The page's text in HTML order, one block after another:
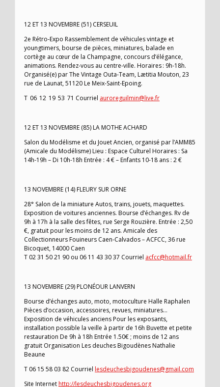
12 ET 13 NOVEMBRE (51) CERSEUIL
2e Rétro-Expo Rassemblement de véhicules vintage et
youngtimers, bourse de pièces, miniatures, balade en
cortège au cœur de la Champagne, concours d’élégance,
animations. Rendez-vous au centre-ville. Horaires : 9h-18h.
Organisé(e) par The Vintage Outa-Team, Lætitia Mouton, 23
rue de Launat, 51120 Le Meix-Saint-Epoing.
T 06 12 19 53 71 Courriel auroreguilmin@live.fr
12 ET 13 NOVEMBRE (85) LA MOTHE ACHARD
Salon du Modélisme et du Jouet Ancien, organisé par l’AMM85
(Amicale du Modélisme) Lieu : Espace Culturel Horaires : Sa
14h-19h – Di 10h-18h Entrée : 4 € – Enfants 10-18 ans : 2 €
13 NOVEMBRE (14) FLEURY SUR ORNE
28° Salon de la miniature Autos, trains, jouets, maquettes.
Exposition de voitures anciennes. Bourse d’échanges. Rv de
9h à 17h à la salle des fêtes, rue Serge Rouzière. Entrée : 2,50
€, gratuit pour les moins de 12 ans. Amicale des
Collectionneurs Fouineurs Caen-Calvados – ACFCC, 36 rue
Bicoquet, 14000 Caen
T 02 31 50 21 90 ou 06 11 43 30 37 Courriel acfcc@hotmail.fr
13 NOVEMBRE (29) PLONÉOUR LANVERN
Bourse d’échanges auto, moto, motoculture Halle Raphalen
Pièces d’occasion, accessoires, revues, miniatures…
Exposition de véhicules anciens Pour les exposants,
installation possible la veille à partir de 16h Buvette et petite
restauration De 9h à 18h Entrée 1.50€ ; moins de 12 ans
gratuit Organisation Les deuches Bigoudènes Nathalie
Beaune
T 06 15 58 03 82 Courriel lesdeuchesbigoudenes@gmail.com
Site Internethttp://lesdeuchesbigoudenes.org